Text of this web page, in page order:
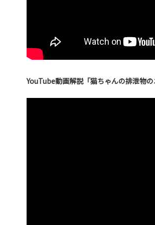
YouTube動画解説「猫ちゃんの排泄物